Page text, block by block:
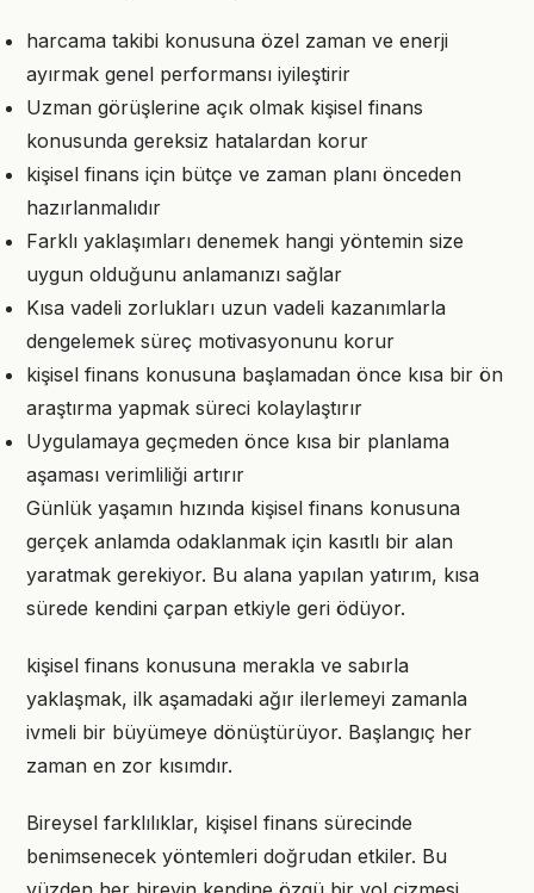
harcama takibi konusuna özel zaman ve enerji
ayırmak genel performansı iyileştirir
Uzman görüşlerine açık olmak kişisel finans
konusunda gereksiz hatalardan korur
kişisel finans için bütçe ve zaman planı önceden
hazırlanmalıdır
Farklı yaklaşımları denemek hangi yöntemin size
uygun olduğunu anlamanızı sağlar
Kısa vadeli zorlukları uzun vadeli kazanımlarla
dengelemek süreç motivasyonunu korur
kişisel finans konusuna başlamadan önce kısa bir ön
araştırma yapmak süreci kolaylaştırır
Uygulamaya geçmeden önce kısa bir planlama
aşaması verimliliği artırır
Günlük yaşamın hızında kişisel finans konusuna
gerçek anlamda odaklanmak için kasıtlı bir alan
yaratmak gerekiyor. Bu alana yapılan yatırım, kısa
sürede kendini çarpan etkiyle geri ödüyor.
kişisel finans konusuna merakla ve sabırla
yaklaşmak, ilk aşamadaki ağır ilerlemeyi zamanla
ivmeli bir büyümeye dönüştürüyor. Başlangıç her
zaman en zor kısımdır.
Bireysel farklılıklar, kişisel finans sürecinde
benimsenecek yöntemleri doğrudan etkiler. Bu